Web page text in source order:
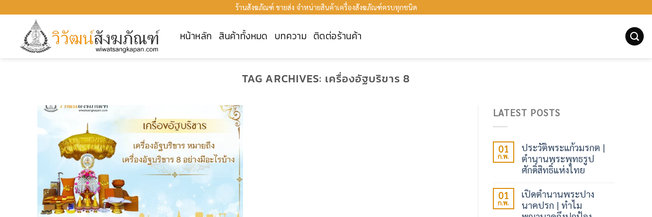
เนื้อหา
ร้านสังฆภัณฑ์ ขายส่ง จำหน่ายสินค้าเครื่องสังฆภัณฑ์ครบทุกชนิด
หน้าหลัก สินค้าทั้งหมด บทความ ติดต่อร้านค้า
TAG ARCHIVES: เครื่องอัฐบริขาร 8
LATEST POSTS
01
ก.พ.
ประวัติพระแก้วมรกต |
ตำนานพระพุทธรูป
ศักดิ์สิทธิ์แห่งไทย
01
ก.พ.
เปิดตำนานพระปาง
นาคปรก | ทำไม